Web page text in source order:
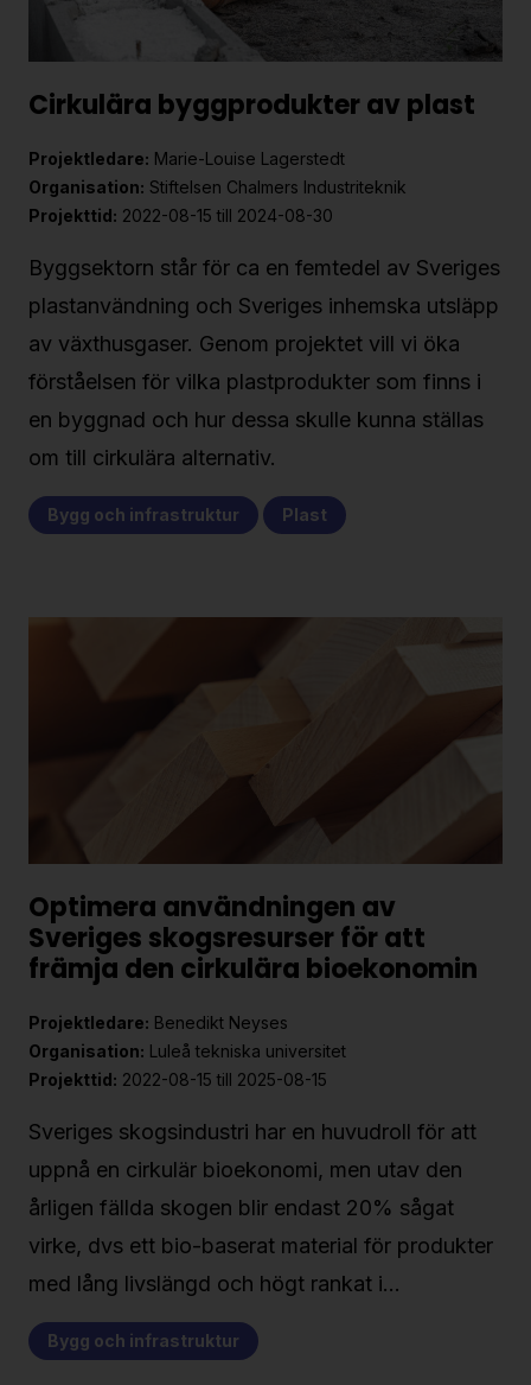
Cirkulära byggprodukter av plast
Projektledare: Marie-Louise Lagerstedt
Organisation: Stiftelsen Chalmers Industriteknik
Projekttid: 2022-08-15 till 2024-08-30
Byggsektorn står för ca en femtedel av Sveriges
plastanvändning och Sveriges inhemska utsläpp
av växthusgaser. Genom projektet vill vi öka
förståelsen för vilka plastprodukter som finns i
en byggnad och hur dessa skulle kunna ställas
om till cirkulära alternativ.
Bygg och infrastruktur Plast
Optimera användningen av
Sveriges skogsresurser för att
främja den cirkulära bioekonomin
Projektledare: Benedikt Neyses
Organisation: Luleå tekniska universitet
Projekttid: 2022-08-15 till 2025-08-15
Sveriges skogsindustri har en huvudroll för att
uppnå en cirkulär bioekonomi, men utav den
årligen fällda skogen blir endast 20% sågat
virke, dvs ett bio-baserat material för produkter
med lång livslängd och högt rankat i…
Bygg och infrastruktur